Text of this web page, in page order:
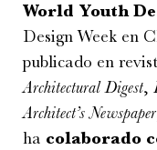
World Youth
Design Week en
publicado en
Architectural Digest,
Architect’s Newspaper
ha colaborado